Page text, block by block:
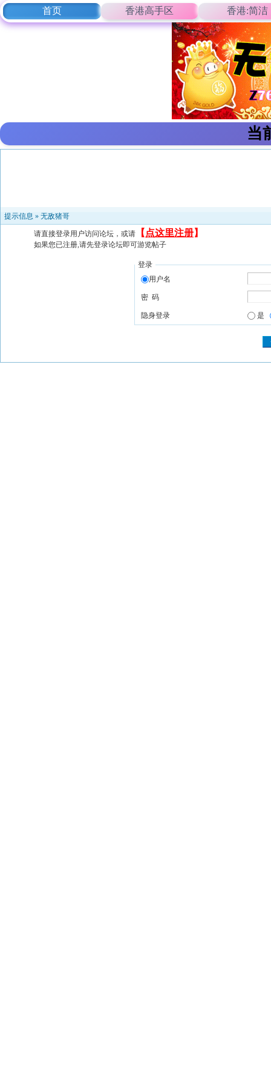
首页 香港高手区 香港:简洁
当
提示信息 » 无敌猪哥
请直接登录用户访问论坛，或请 【 点这里注册】
如果您已注册,请先登录论坛即可游览帖子
登录
用户名
密 码
隐身登录 是